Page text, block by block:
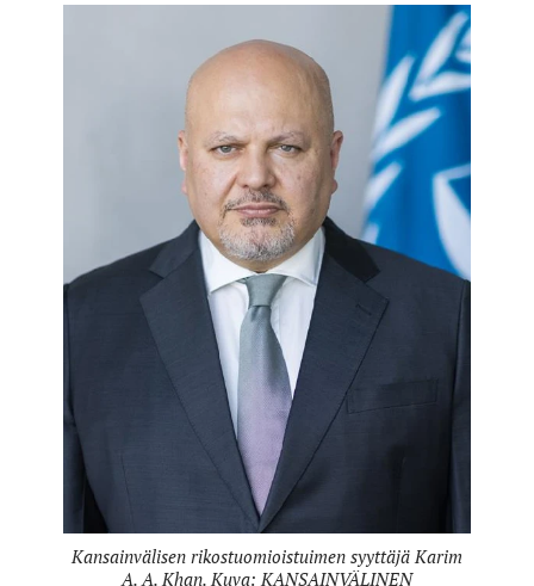
Kansainvälisen rikostuomioistuimen syyttäjä Karim
A. A. Khan. Kuva: KANSAINVÄLINEN